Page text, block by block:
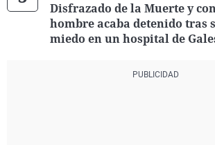
Disfrazado de la Muerte y
hombre acaba detenido tras
miedo en un hospital de